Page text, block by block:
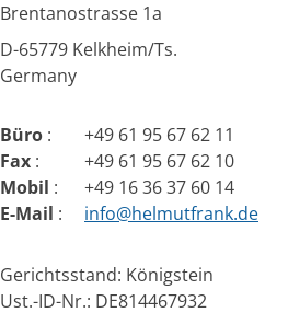
Brentanostrasse 1a
D-65779 Kelkheim/Ts.
Germany
Büro :
+49 61 95 67 62 11
Fax :
+49 61 95 67 62 10
Mobil :
+49 16 36 37 60 14
E-Mail : info@helmutfrank.de
Gerichtsstand: Königstein
Ust.-ID-Nr.: DE814467932